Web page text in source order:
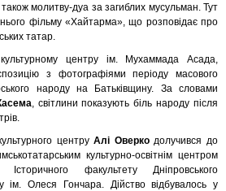
молитву-дуа за загиблих мусульман. Тут
фільму «Хайтарма», що розповідає про
татар.
центру ім. Мухаммада Асада,
з фотографіями періоду масового
народу на Батьківщину. За словами
, світлини показують біль народу після
центруАлі Оверкодолучився до
культурно-освітнім центром
факультету Дніпровського
ім. Олеся Гончара. Дійство відбувалось у